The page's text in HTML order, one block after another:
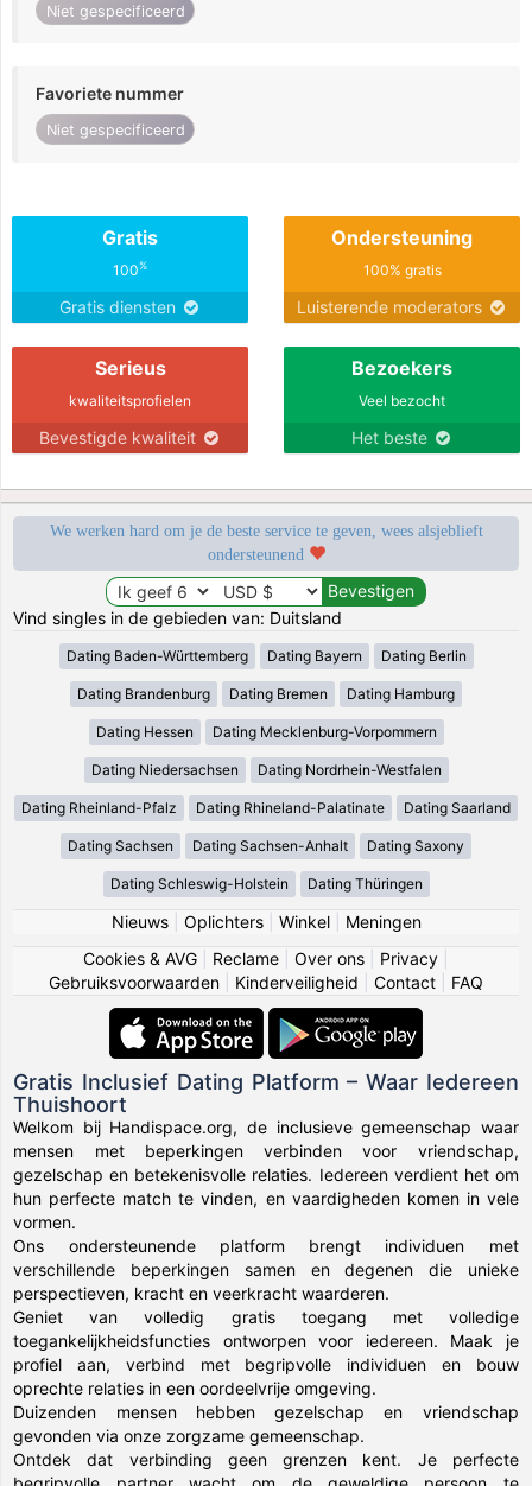
Niet gespecificeerd
Favoriete nummer
Niet gespecificeerd
Gratis
100%
Gratis diensten
Ondersteuning
100% gratis
Luisterende moderators
Serieus
kwaliteitsprofielen
Bevestigde kwaliteit
Bezoekers
Veel bezocht
Het beste
We werken hard om je de beste service te geven, wees alsjeblieft
ondersteunend
Vind singles in de gebieden van: Duitsland
Dating Baden-Württemberg Dating Bayern Dating Berlin
Dating Brandenburg Dating Bremen Dating Hamburg
Dating Hessen Dating Mecklenburg-Vorpommern
Dating Niedersachsen Dating Nordrhein-Westfalen
Dating Rheinland-Pfalz Dating Rhineland-Palatinate Dating Saarland
Dating Sachsen Dating Sachsen-Anhalt Dating Saxony
Dating Schleswig-Holstein Dating Thüringen
Nieuws| Oplichters| Winkel| Meningen
Cookies & AVG
Reclame Over ons Privacy
Gebruiksvoorwaarden
Kinderveiligheid Contact FAQ
Gratis Inclusief Dating Platform – Waar Iedereen
Thuishoort
Welkom bij Handispace.org, de inclusieve gemeenschap waar
mensen met beperkingen verbinden voor vriendschap,
gezelschap en betekenisvolle relaties. Iedereen verdient het om
hun perfecte match te vinden, en vaardigheden komen in vele
vormen.
Ons ondersteunende platform brengt individuen met
verschillende beperkingen samen en degenen die unieke
perspectieven, kracht en veerkracht waarderen.
Geniet van volledig gratis toegang met volledige
toegankelijkheidsfuncties ontworpen voor iedereen. Maak je
profiel aan, verbind met begripvolle individuen en bouw
oprechte relaties in een oordeelvrije omgeving.
Duizenden mensen hebben gezelschap en vriendschap
gevonden via onze zorgzame gemeenschap.
Ontdek dat verbinding geen grenzen kent. Je perfecte